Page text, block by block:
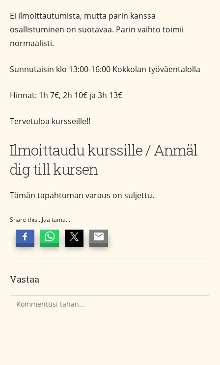
Ei ilmoittautumista, mutta parin kanssa
osallistuminen on suotavaa. Parin vaihto toimii
normaalisti.
Sunnutaisin klo 13:00-16:00 Kokkolan työväentalolla
Hinnat: 1h 7€, 2h 10€ ja 3h 13€
Tervetuloa kursseille!!
Ilmoittaudu kurssille / Anmäl
dig till kursen
Tämän tapahtuman varaus on suljettu.
Share this...Jaa tämä...
Vastaa
Kommentti